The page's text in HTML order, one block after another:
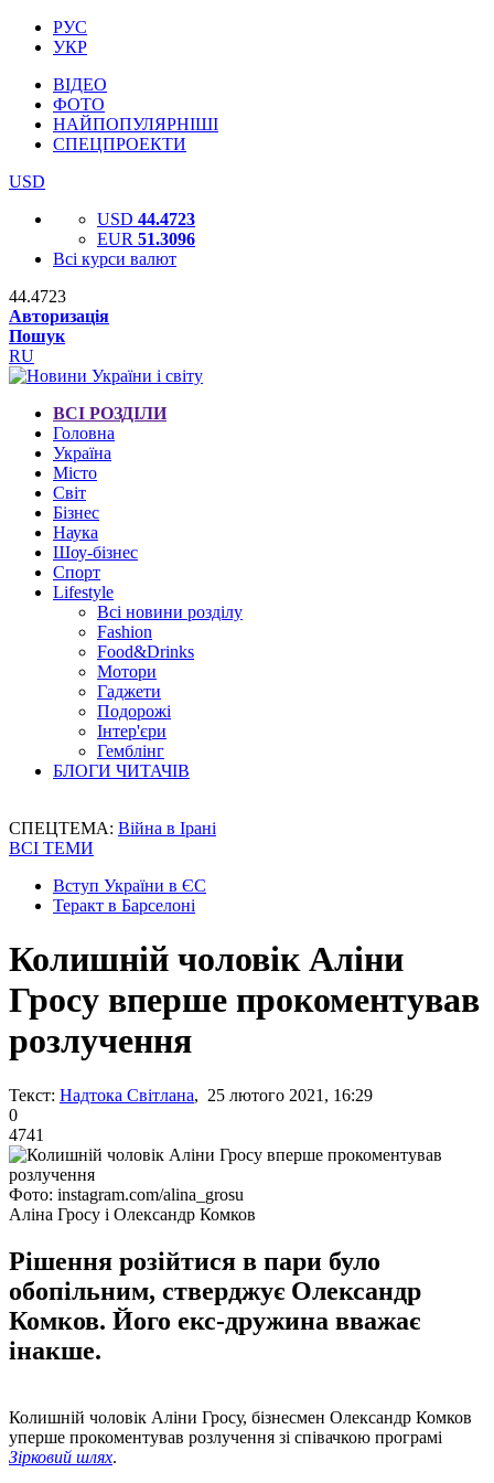
РУС
УКР
ВІДЕО
ФОТО
НАЙПОПУЛЯРНІШІ
СПЕЦПРОЕКТИ
USD
USD 44.4723
EUR 51.3096
Всі курси валют
44.4723
Авторизація
Пошук
RU
ВСІ РОЗДІЛИ
Головна
Україна
Місто
Світ
Бізнес
Наука
Шоу-бізнес
Спорт
Lifestyle
Всі новини розділу
Fashion
Food&Drinks
Мотори
Гаджети
Подорожі
Інтер'єри
Гемблінг
БЛОГИ ЧИТАЧІВ
СПЕЦТЕМА: Війна в Ірані
ВСІ ТЕМИ
Вступ України в ЄС
Теракт в Барселоні
Колишній чоловік Аліни
Гросу вперше прокоментував
розлучення
Текст: Надтока Світлана, 25 лютого 2021, 16:29
0
4741
Фото: instagram.com/alina_grosu
Аліна Гросу і Олександр Комков
Рішення розійтися в пари було
обопільним, стверджує Олександр
Комков. Його екс-дружина вважає
інакше.
Колишній чоловік Аліни Гросу, бізнесмен Олександр Комков
уперше прокоментував розлучення зі співачкою програмі
Зірковий шлях.